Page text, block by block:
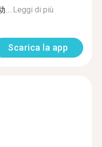
...Leggi di più
Scarica la app